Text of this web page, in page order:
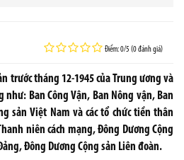
Điểm: 0/5 (0 đánh giá)
trước tháng 12-1945 của Trung ương và
như: Ban Công Vận, Ban Nông vận, Ban
sản Việt Nam và các tổ chức tiền thân
niên cách mạng, Đông Dương Cộng
Đông Dương Cộng sản Liên đoàn.